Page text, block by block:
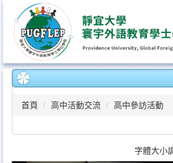
容
區
首頁 高中活動交流 高中參訪活動
字體大小